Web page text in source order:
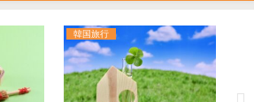
韓国旅行